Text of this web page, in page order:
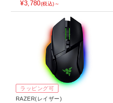
¥3,780(税込)～
ラッピング可
RAZER(レイザー)